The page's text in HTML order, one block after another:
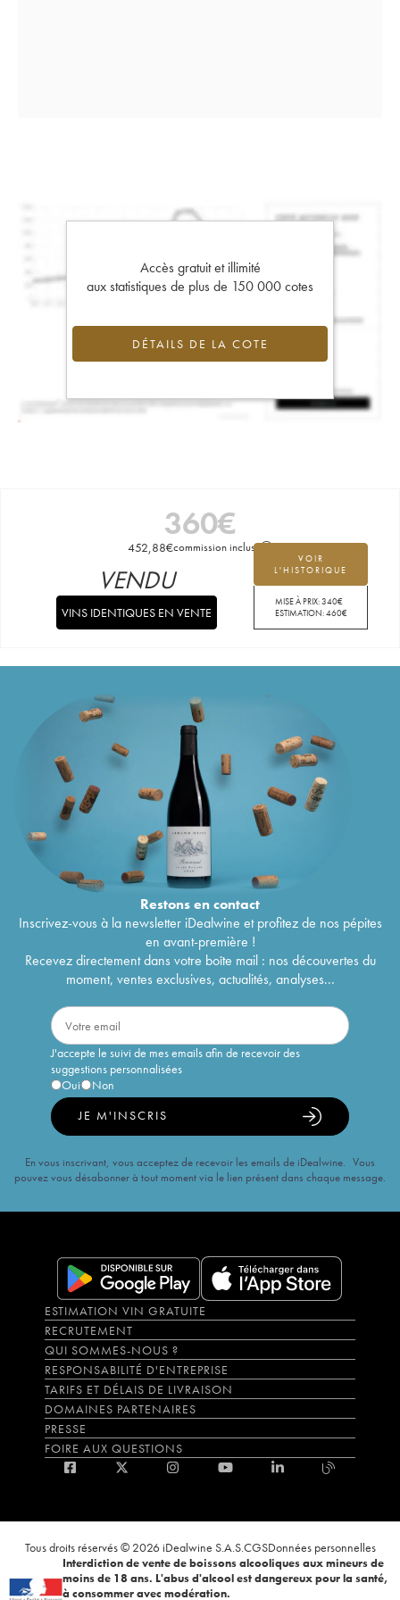
Accès gratuit et illimité
aux statistiques de plus de 150 000 cotes
DÉTAILS DE LA COTE
360€
452,88€commission incluse
VOIR
L'HISTORIQUE
MISE À PRIX:340€
ESTIMATION:460€
VENDU
VINS IDENTIQUES EN VENTE
Restons encontact
Inscrivez-vous à la newsletter iDealwine et profitez de nos pépites
en avant-première !
Recevez directement dans votre boîte mail : nos découvertes du
moment, ventes exclusives, actualités, analyses...
J'accepte le suivi de mes emails afin de recevoir des
suggestions personnalisées
Oui
Non
JE M'INSCRIS
En vous inscrivant, vous acceptez de recevoir les emails de iDealwine. Vous
pouvez vous désabonner à tout moment via le lien présent dans chaque message.
ESTIMATION VIN GRATUITE
RECRUTEMENT
QUI SOMMES-NOUS ?
RESPONSABILITÉ D'ENTREPRISE
TARIFS ET DÉLAIS DE LIVRAISON
DOMAINES PARTENAIRES
PRESSE
FOIRE AUX QUESTIONS
Tous droits réservés © 2026 iDealwine S.A.S.CGSDonnées personnelles
Interdiction de vente de boissons alcooliques aux mineurs de
moins de 18 ans. L'abus d'alcool est dangereux pour la santé,
à consommer avec modération.